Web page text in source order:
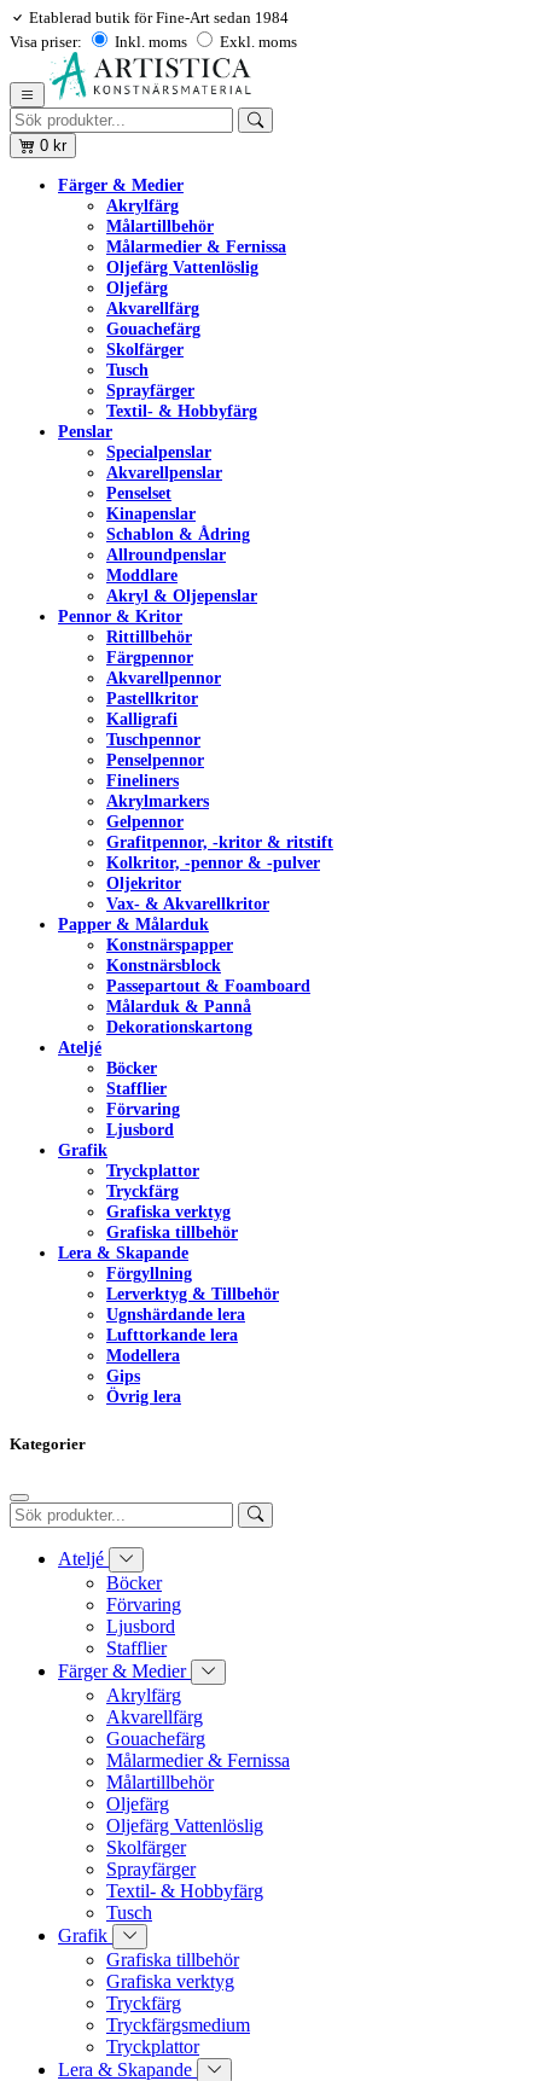
Etablerad butik för Fine-Art sedan 1984
Visa priser:
Inkl. moms Exkl. moms
0 kr
Färger & Medier
Akrylfärg
Målartillbehör
Målarmedier & Fernissa
Oljefärg Vattenlöslig
Oljefärg
Akvarellfärg
Gouachefärg
Skolfärger
Tusch
Sprayfärger
Textil- & Hobbyfärg
Penslar
Specialpenslar
Akvarellpenslar
Penselset
Kinapenslar
Schablon & Ådring
Allroundpenslar
Moddlare
Akryl & Oljepenslar
Pennor & Kritor
Rittillbehör
Färgpennor
Akvarellpennor
Pastellkritor
Kalligrafi
Tuschpennor
Penselpennor
Fineliners
Akrylmarkers
Gelpennor
Grafitpennor, -kritor & ritstift
Kolkritor, -pennor & -pulver
Oljekritor
Vax- & Akvarellkritor
Papper & Målarduk
Konstnärspapper
Konstnärsblock
Passepartout & Foamboard
Målarduk & Pannå
Dekorationskartong
Ateljé
Böcker
Stafflier
Förvaring
Ljusbord
Grafik
Tryckplattor
Tryckfärg
Grafiska verktyg
Grafiska tillbehör
Lera & Skapande
Förgyllning
Lerverktyg & Tillbehör
Ugnshärdande lera
Lufttorkande lera
Modellera
Gips
Övrig lera
Kategorier
Ateljé
Böcker
Förvaring
Ljusbord
Stafflier
Färger & Medier
Akrylfärg
Akvarellfärg
Gouachefärg
Målarmedier & Fernissa
Målartillbehör
Oljefärg
Oljefärg Vattenlöslig
Skolfärger
Sprayfärger
Textil- & Hobbyfärg
Tusch
Grafik
Grafiska tillbehör
Grafiska verktyg
Tryckfärg
Tryckfärgsmedium
Tryckplattor
Lera & Skapande